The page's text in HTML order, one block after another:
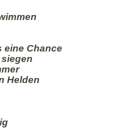
eine Chance
Helden